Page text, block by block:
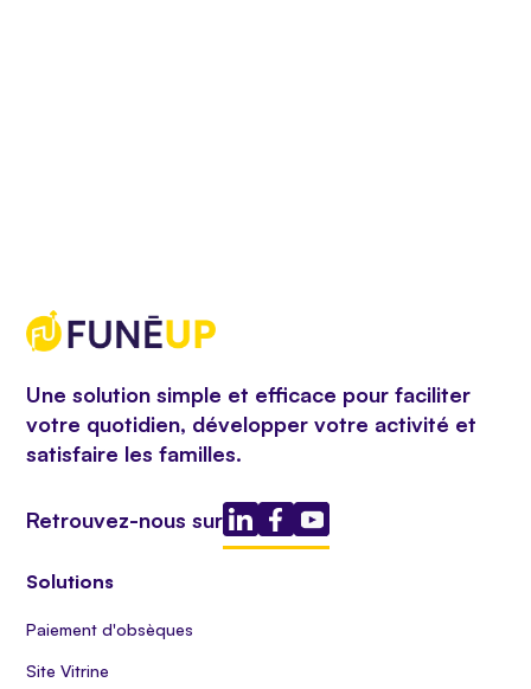
Une solution simple et efficace pour faciliter
votre quotidien, développer votre activité et
satisfaire les familles.
Retrouvez-nous sur
Solutions
Paiement d'obsèques
Site Vitrine